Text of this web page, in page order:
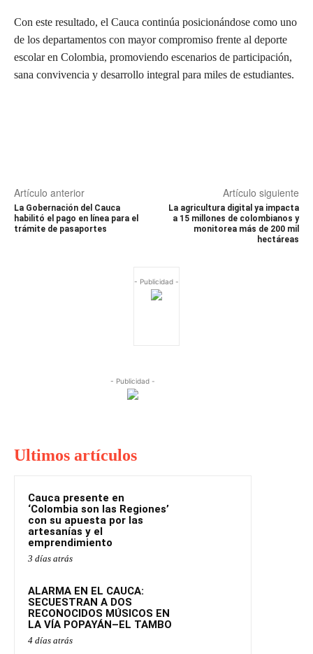
Con este resultado, el Cauca continúa posicionándose como uno
de los departamentos con mayor compromiso frente al deporte
escolar en Colombia, promoviendo escenarios de participación,
sana convivencia y desarrollo integral para miles de estudiantes.
Artículo anterior
La Gobernación del Cauca
habilitó el pago en línea para el
trámite de pasaportes
Artículo siguiente
La agricultura digital ya impacta
a 15 millones de colombianos y
monitorea más de 200 mil
hectáreas
- Publicidad -
- Publicidad -
Ultimos artículos
Cauca presente en
‘Colombia son las Regiones’
con su apuesta por las
artesanías y el
emprendimiento
3 días atrás
ALARMA EN EL CAUCA:
SECUESTRAN A DOS
RECONOCIDOS MÚSICOS EN
LA VÍA POPAYÁN–EL TAMBO
4 días atrás